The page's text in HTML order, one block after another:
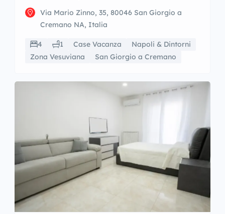
Via Mario Zinno, 35, 80046 San Giorgio a
Cremano NA, Italia
4 1 Case Vacanza
Napoli & Dintorni
Zona Vesuviana
San Giorgio a Cremano